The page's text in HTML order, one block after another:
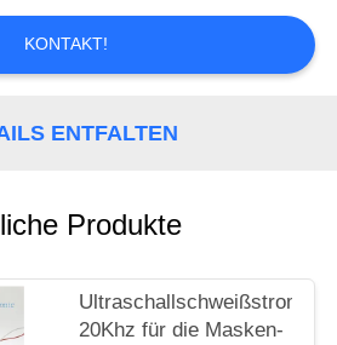
KONTAKT!
ENTFALTEN
Produkte
20Khz für die Masken-